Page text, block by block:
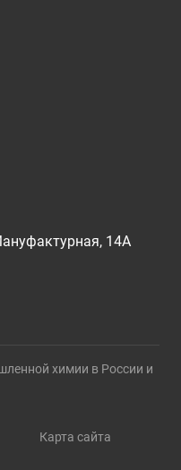
14А
химии в России и
Карта сайта